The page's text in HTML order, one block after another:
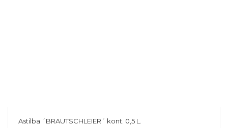
Astilba ´BRAUTSCHLEIER´ kont. 0,5 L.